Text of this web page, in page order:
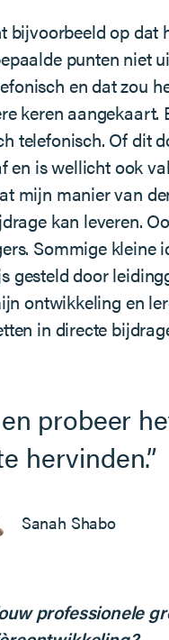
bijvoorbeeld op dat
punten niet
en dat zou
keren aangekaart.
telefonisch. Of dit
en is wellicht ook
mijn manier van
kan leveren.
Sommige kleine
gesteld door
ontwikkeling en
in directe
probeer
hervinden.
Sanah Shabo
professionele